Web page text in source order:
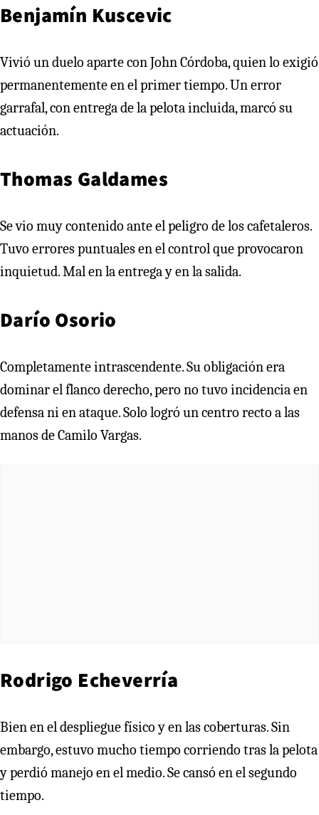
Benjamín Kuscevic
Vivió un duelo aparte con John Córdoba, quien lo exigió
permanentemente en el primer tiempo. Un error
garrafal, con entrega de la pelota incluida, marcó su
actuación.
Thomas Galdames
Se vio muy contenido ante el peligro de los cafetaleros.
Tuvo errores puntuales en el control que provocaron
inquietud. Mal en la entrega y en la salida.
Darío Osorio
Completamente intrascendente. Su obligación era
dominar el flanco derecho, pero no tuvo incidencia en
defensa ni en ataque. Solo logró un centro recto a las
manos de Camilo Vargas.
Rodrigo Echeverría
Bien en el despliegue físico y en las coberturas. Sin
embargo, estuvo mucho tiempo corriendo tras la pelota
y perdió manejo en el medio. Se cansó en el segundo
tiempo.